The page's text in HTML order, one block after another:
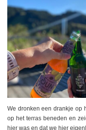
We dronken een drankje op
op het terras beneden en
hier was en dat we hier